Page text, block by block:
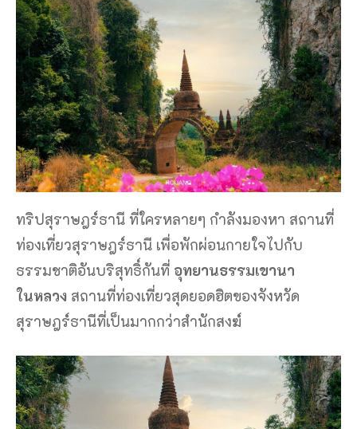
ทริปสุราษฎร์ธานี ที่ใครหลายๆ กำลังมองหา สถานที่
ท่องเที่ยวสุราษฎร์ธานี เพื่อพักผ่อนกายใจไปกับ
ธรรมชาติอันบริสุทธิ์กันที่ อุทยานธรรมเขานา
ในหลวง สถานที่ท่องเที่ยวสุดยอดฮิตของจังหวัด
สุราษฎร์ธานีที่เป็นมากกว่าสำนักสงฆ์